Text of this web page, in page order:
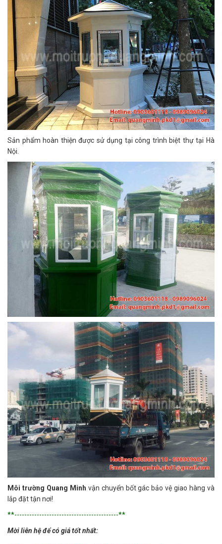
Sản phẩm hoàn thiện được sử dụng tại công trình biệt thự tại Hà
Nội.
Môi trường Quang Minh vận chuyển bốt gác bảo vệ giao hàng và
lắp đặt tận nơi!
**------------------------------------------**
Mời liên hệ để có giá tốt nhất: